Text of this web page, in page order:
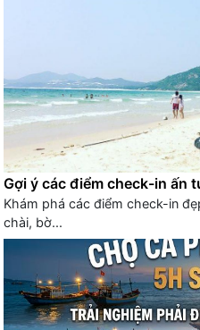
Gợi ý các điểm check-in ấn
Khám phá các điểm check-in
chài, bờ...